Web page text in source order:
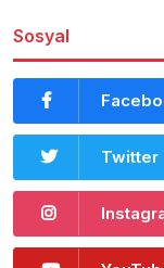
Sosyal
Twitter